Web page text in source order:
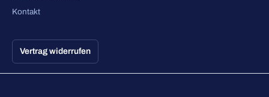
Kontakt
Vertrag widerrufen